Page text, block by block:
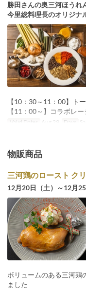
勝田さんの奥三河ほうれ
今里総料理長のオリジナ
【10：30～11：00】ト
【11：00～】コラボレ
Valid Dates Aug 29 Days Sa
物販商品
三河鶏のロースト ク
12月20日（土）～12月
ボリュームのある三河鶏
ました